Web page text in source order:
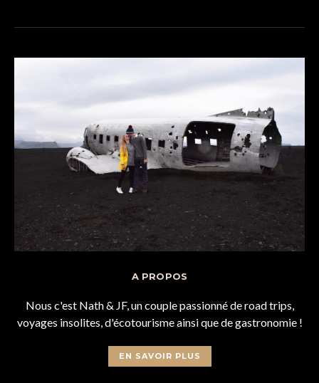
A PROPOS
Nous c'est Nath & JF, un couple passionné de road trips,
voyages insolites, d'écotourisme ainsi que de gastronomie !
EN SAVOIR PLUS